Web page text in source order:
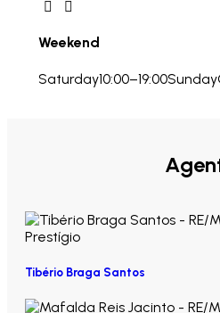
Weekend
Saturday10:00–19:00Sunday
Tibério Braga Santos